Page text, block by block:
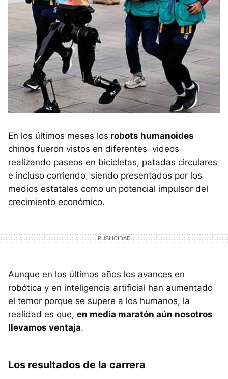
En los últimos meses los robots humanoides
chinos fueron vistos en diferentes videos
realizando paseos en bicicletas, patadas circulares
e incluso corriendo, siendo presentados por los
medios estatales como un potencial impulsor del
crecimiento económico.
Aunque en los últimos años los avances en
robótica y en inteligencia artificial han aumentado
el temor porque se supere a los humanos, la
realidad es que, en media maratón aún nosotros
llevamos ventaja.
Los resultados de la carrera